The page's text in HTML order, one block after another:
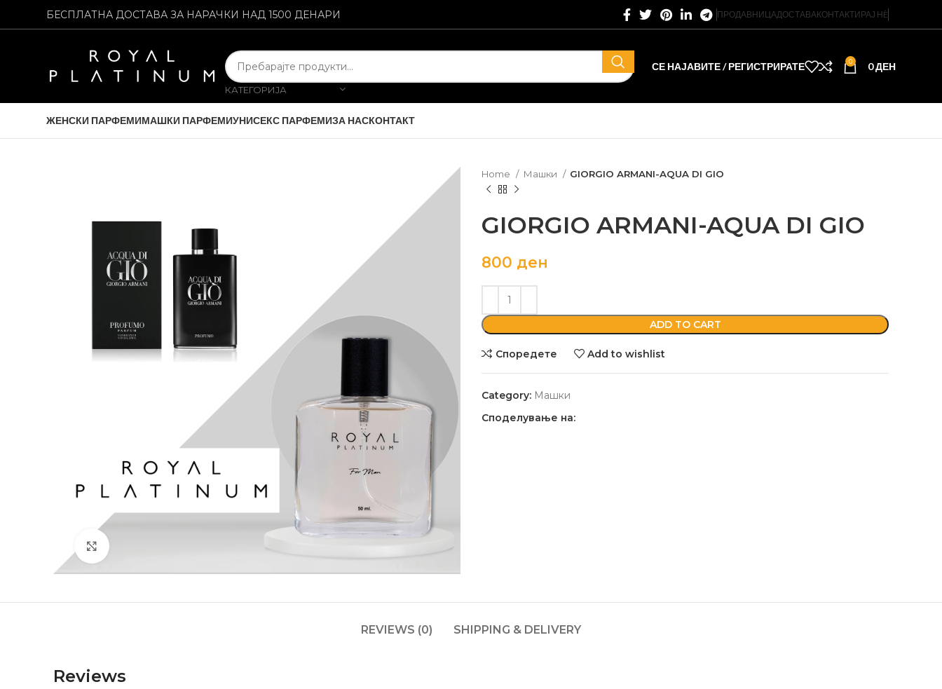
БЕСПЛАТНА ДОСТАВА ЗА НАРАЧКИ НАД 1500 ДЕНАРИ ПРОДАВНИЦАДОСТАВАКОНТАКТИРАЈ НÈ
КАТЕГОРИЈА
СЕ НАЈАВИТЕ / РЕГИСТРИРАТЕ 0 0ДЕН
ЖЕНСКИ ПАРФЕМИМАШКИ ПАРФЕМИУНИСЕКС ПАРФЕМИЗА НАСКОНТАКТ
Home Машки GIORGIO ARMANI-AQUA DI GIO
GIORGIO ARMANI-AQUA DI GIO
800 ден
ADD TO CART
Споредете Add to wishlist
Category: Машки
Споделување на:
REVIEWS (0) SHIPPING & DELIVERY
Reviews